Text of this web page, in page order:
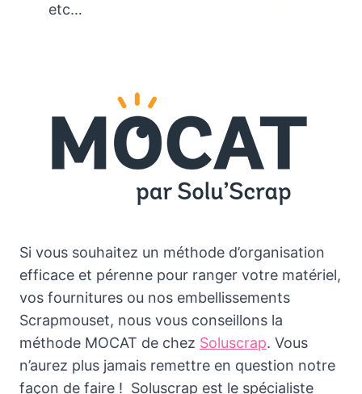
etc…
Si vous souhaitez un méthode d’organisation
efficace et pérenne pour ranger votre matériel,
vos fournitures ou nos embellissements
Scrapmouset, nous vous conseillons la
méthode MOCAT de chez Soluscrap. Vous
n’aurez plus jamais remettre en question notre
façon de faire ! Soluscrap est le spécialiste